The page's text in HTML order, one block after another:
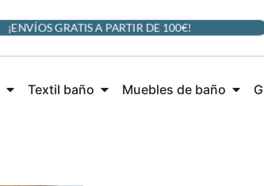
¡ENVÍOS GRATIS A PARTIR DE 100€!
Textil baño Muebles de baño